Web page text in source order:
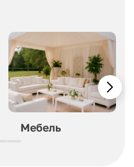
Мебель